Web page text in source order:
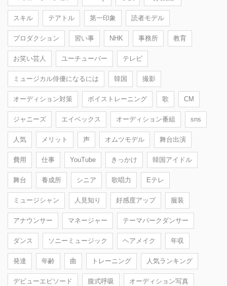
スキル テアトル 第一印象 読者モデル
プロダクション 習い事 NHK 事務所 教育
お笑い芸人 ユーチューバー テレビ
ミュージカル俳優になるには 韓国 撮影
オーディション対策 ボイストレーニング 歌 CM
ジャニーズ エイベックス オーディション番組 sns
人気 メリット 声 オムツモデル 舞台出演
費用 仕事 YouTube きっかけ 韓国アイドル
舞台 養成所 シニア 歌唱力 Eテレ
ミュージシャン 人見知り 好感度アップ 服装
アナウンサー マネージャー テーマパークダンサー
ダンス ソニーミュージック ヘアメイク 年収
発達 年齢 曲 トレーニング 人気ランキング
デビューエピソード 腹式呼吸 オーディション写真